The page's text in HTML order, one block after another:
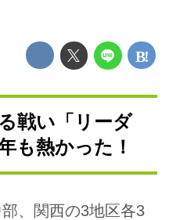
戦い「リーダ
も熱かった！
、関西の3地区各3